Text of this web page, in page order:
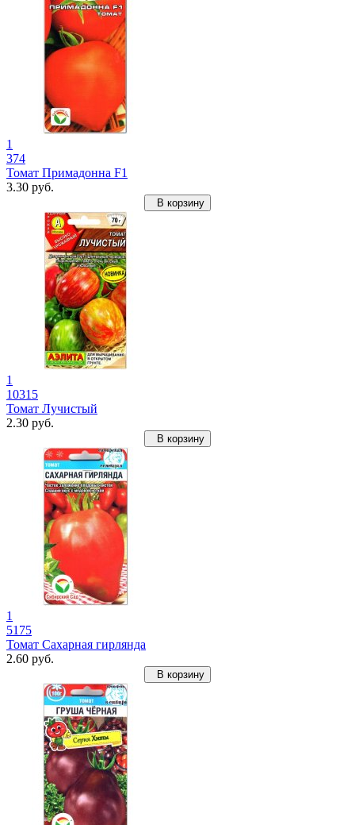
1
374
Томат Примадонна F1
3.30 руб.
В корзину
1
10315
Томат Лучистый
2.30 руб.
В корзину
1
5175
Томат Сахарная гирлянда
2.60 руб.
В корзину